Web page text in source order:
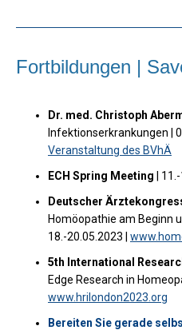
Fortbildungen |
Dr. med. Christoph
Infektionserkrankungen |
Veranstaltung des BVhÄ
ECH Spring Meeting |
Deutscher
Homöopathie am Beginn
18.-20.05.2023 |
5th International
Edge Research in
www.hrilondon2023.org
Bereiten Sie gerade